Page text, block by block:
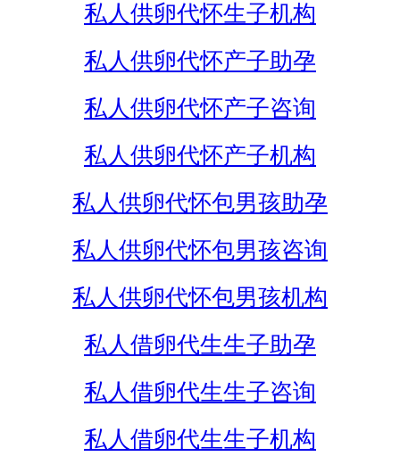
私人供卵代怀生子机构
私人供卵代怀产子助孕
私人供卵代怀产子咨询
私人供卵代怀产子机构
私人供卵代怀包男孩助孕
私人供卵代怀包男孩咨询
私人供卵代怀包男孩机构
私人借卵代生生子助孕
私人借卵代生生子咨询
私人借卵代生生子机构